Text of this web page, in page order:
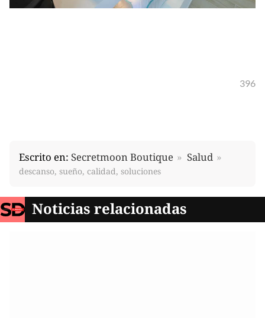
396
Escrito en: Secretmoon Boutique Salud
descanso, sueño, calidad, soluciones
Noticias relacionadas